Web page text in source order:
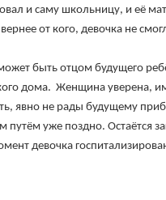
и саму школьницу, и её
от кого, девочка не
быть отцом будущего
дома. Женщина уверена,
явно не рады будущему
уже поздно. Остаётся
девочка